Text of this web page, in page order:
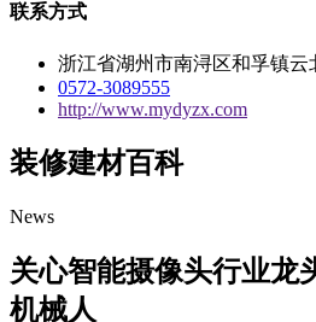
联系方式
浙江省湖州市南浔区和孚镇云
0572-3089555
http://www.mydyzx.com
装修建材百科
News
关心智能摄像头行业龙
机械人